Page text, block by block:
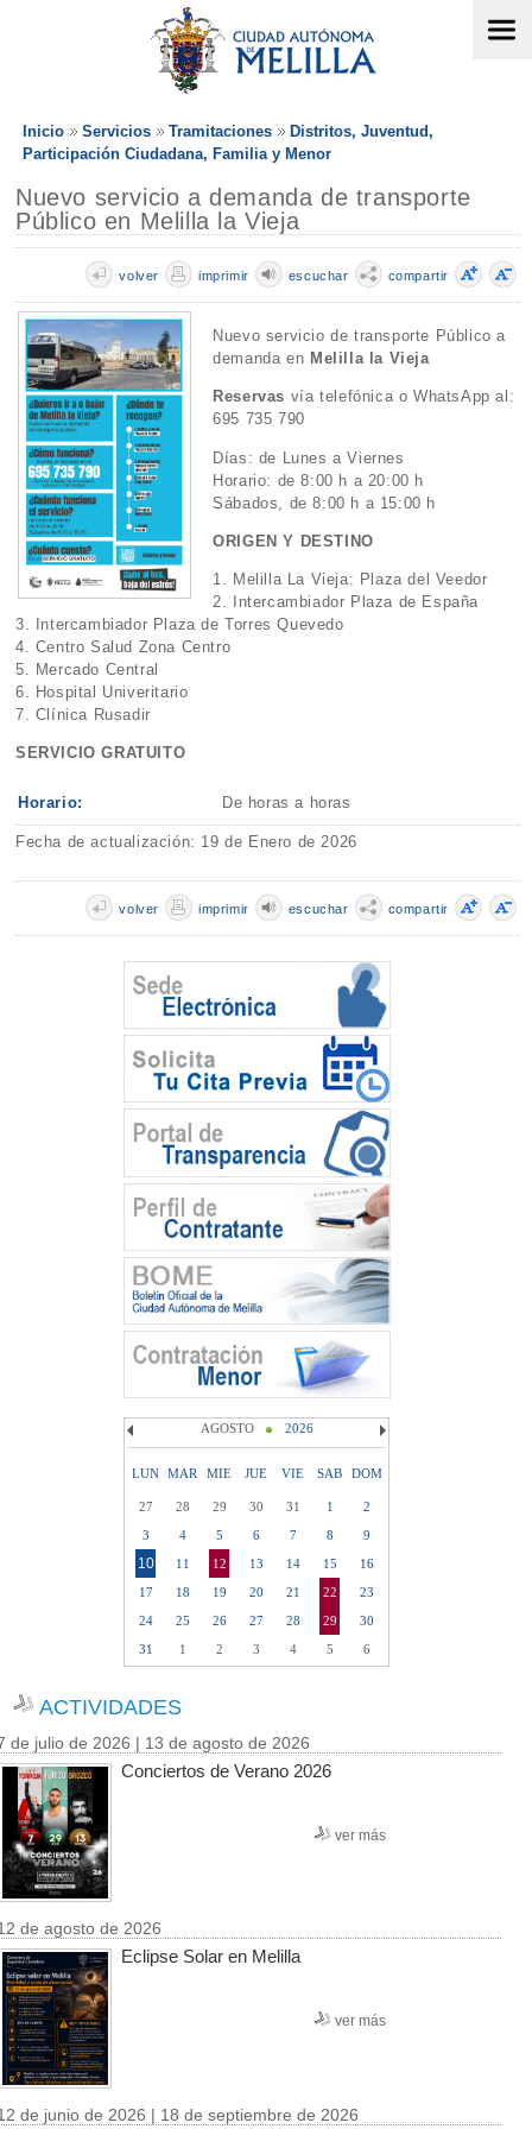
Inicio Servicios Tramitaciones
Distritos, Juventud,
Participación Ciudadana, Familia y Menor
Nuevo servicio a demanda de transporte
Público en Melilla la Vieja
compartir
escuchar
imprimir
volver
Nuevo servicio de transporte Público a
demanda en Melilla la Vieja
Reservas vía telefónica o WhatsApp al:
695 735 790
Días: de Lunes a Viernes
Horario: de 8:00 h a 20:00 h
Sábados, de 8:00 h a 15:00 h
ORIGEN Y DESTINO
1. Melilla La Vieja: Plaza del Veedor
2. Intercambiador Plaza de España
3. Intercambiador Plaza de Torres Quevedo
4. Centro Salud Zona Centro
5. Mercado Central
6. Hospital Univeritario
7. Clínica Rusadir
SERVICIO GRATUITO
Horario: De horas a horas
Fecha de actualización: 19 de Enero de 2026
compartir
escuchar
imprimir
volver
AGOSTO 2026
LUN MAR MIE JUE VIE SAB DOM
27 28 29 30 31 1
2
3
4 5 6 7 8 9
10 11 12 13 14 15
16
17
18 19 20 21 22
23
24
25 26 27 28 29
30
31
1 2 3 4 5 6
ACTIVIDADES
de julio de 2026 | 13 de agosto de 2026
Conciertos de Verano 2026
ver más
de agosto de 2026
Eclipse Solar en Melilla
ver más
de junio de 2026 | 18 de septiembre de 2026